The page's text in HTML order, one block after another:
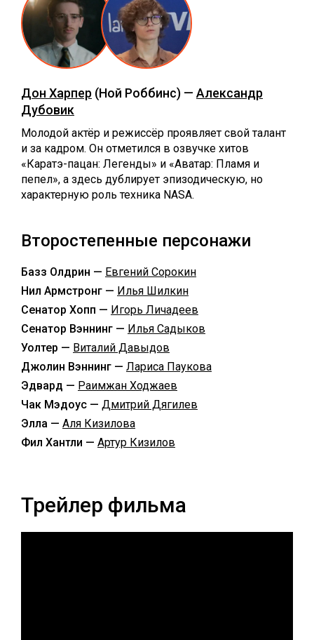
Дон Харпер (Ной Роббинс) — Александр
Дубовик
Молодой актёр и режиссёр проявляет свой талант
и за кадром. Он отметился в озвучке хитов
«Каратэ-пацан: Легенды» и «Аватар: Пламя и
пепел», а здесь дублирует эпизодическую, но
характерную роль техника NASA.
Второстепенные персонажи
Базз Олдрин — Евгений Сорокин
Нил Армстронг — Илья Шилкин
Сенатор Хопп — Игорь Личадеев
Сенатор Вэннинг — Илья Садыков
Уолтер — Виталий Давыдов
Джолин Вэннинг — Лариса Паукова
Эдвард — Раимжан Ходжаев
Чак Мэдоус — Дмитрий Дягилев
Элла — Аля Кизилова
Фил Хантли — Артур Кизилов
Трейлер фильма